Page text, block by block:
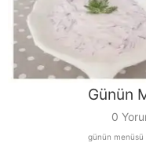
Günün
0
günün menüsü